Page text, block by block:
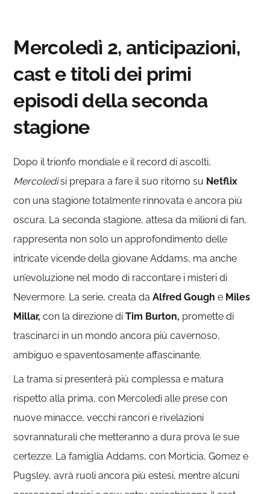
Mercoledì 2, anticipazioni,
cast e titoli dei primi
episodi della seconda
stagione
Dopo il trionfo mondiale e il record di ascolti,
Mercoledìsi prepara a fare il suo ritorno su Netflix
con una stagione totalmente rinnovata e ancora più
oscura. La seconda stagione, attesa da milioni di fan,
rappresenta non solo un approfondimento delle
intricate vicende della giovane Addams, ma anche
un’evoluzione nel modo di raccontare i misteri di
Nevermore. La serie, creata daAlfred Gough e Miles
Millar, con la direzione diTim Burton, promette di
trascinarci in un mondo ancora più cavernoso,
ambiguo e spaventosamente affascinante.
La trama si presenterà più complessa e matura
rispetto alla prima, con Mercoledì alle prese con
nuove minacce, vecchi rancori e rivelazioni
sovrannaturali che metteranno a dura prova le sue
certezze. La famiglia Addams, con Morticia, Gomez e
Pugsley, avrà ruoli ancora più estesi, mentre alcuni